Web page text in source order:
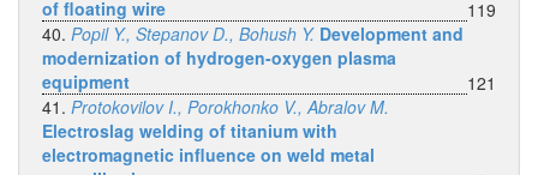
of floating wire
119
40. Popil Y., Stepanov D., Bohush Y. Development and
modernization of hydrogen-oxygen plasma
equipment
121
41. Protokovilov I., Porokhonko V., Abralov M.
Electroslag welding of titanium with
electromagnetic influence on weld metal